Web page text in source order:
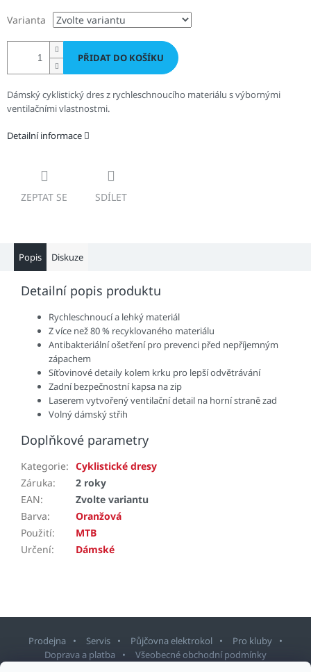
Varianta
PŘIDAT DO KOŠÍKU
Dámský cyklistický dres z rychleschnoucího materiálu s výbornými
ventilačními vlastnostmi.
Detailní informace
ZEPTAT SE SDÍLET
Popis Diskuze
Detailní popis produktu
Rychleschnoucí a lehký materiál
Z více než 80 % recyklovaného materiálu
Antibakteriální ošetření pro prevenci před nepříjemným
zápachem
Síťovinové detaily kolem krku pro lepší odvětrávání
Zadní bezpečnostní kapsa na zip
Laserem vytvořený ventilační detail na horní straně zad
Volný dámský střih
Doplňkové parametry
Kategorie: Cyklistické dresy
Záruka:
2 roky
EAN:
Zvolte variantu
Barva:
Oranžová
Použití:
MTB
Určení: Dámské
Prodejna Servis Půjčovna elektrokol
Pro kluby
Doprava a platba
Všeobecné obchodní podmínky